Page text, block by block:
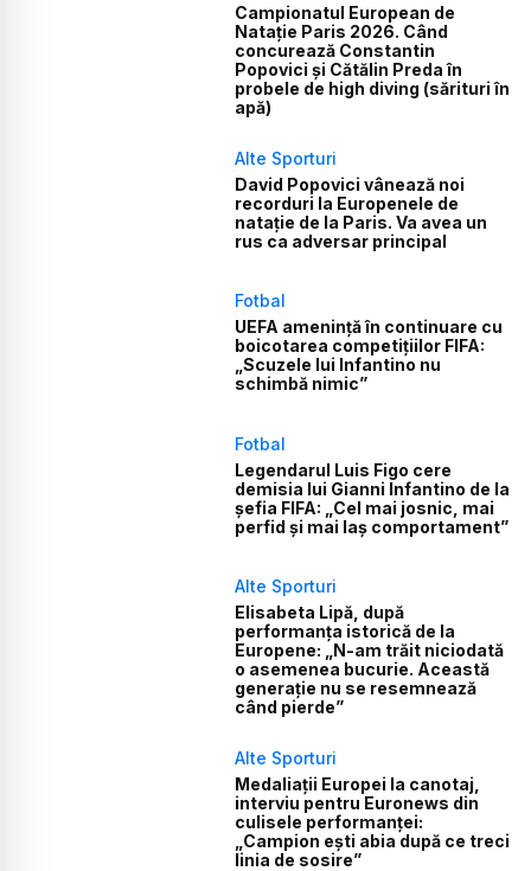
Campionatul European de
Natație Paris 2026. Când
concurează Constantin
Popovici și Cătălin Preda în
probele de high diving (sărituri în
apă)
Alte Sporturi
David Popovici vânează noi
recorduri la Europenele de
natație de la Paris. Va avea un
rus ca adversar principal
Fotbal
UEFA amenință în continuare cu
boicotarea competițiilor FIFA:
„Scuzele lui Infantino nu
schimbă nimic”
Fotbal
Legendarul Luis Figo cere
demisia lui Gianni Infantino de la
șefia FIFA: „Cel mai josnic, mai
perfid și mai laș comportament”
Alte Sporturi
Elisabeta Lipă, după
performanța istorică de la
Europene: „N-am trăit niciodată
o asemenea bucurie. Această
generație nu se resemnează
când pierde”
Alte Sporturi
Medaliații Europei la canotaj,
interviu pentru Euronews din
culisele performanței:
„Campion ești abia după ce treci
linia de sosire”